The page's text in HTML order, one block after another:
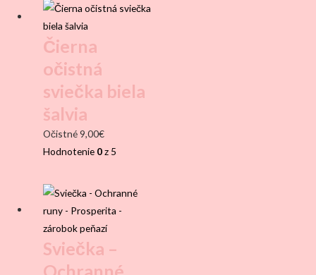
Čierna
očistná
sviečka biela
šalvia
Očistné9,00€
Hodnotenie 0z 5
Sviečka –